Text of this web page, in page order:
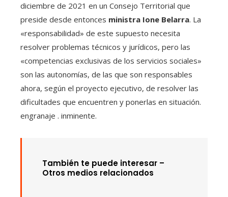
diciembre de 2021 en un Consejo Territorial que
preside desde entonces ministra Ione Belarra. La
«responsabilidad» de este supuesto necesita
resolver problemas técnicos y jurídicos, pero las
«competencias exclusivas de los servicios sociales»
son las autonomías, de las que son responsables
ahora, según el proyecto ejecutivo, de resolver las
dificultades que encuentren y ponerlas en situación.
engranaje . inminente.
También te puede interesar –
Otros medios relacionados